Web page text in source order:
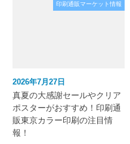
印刷通販マーケット情報
2026年7月27日
真夏の大感謝セールやクリア
ポスターがおすすめ！印刷通
販東京カラー印刷の注目情
報！